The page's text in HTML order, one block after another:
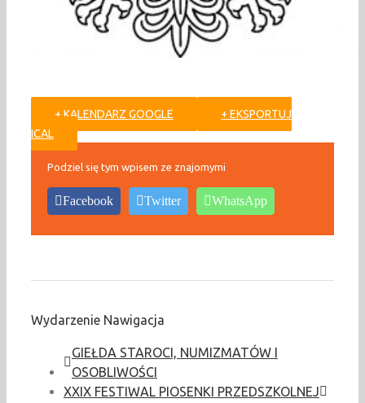
+ KALENDARZ GOOGLE
+ EKSPORTUJ
ICAL
Podziel się tym wpisem ze znajomymi
Facebook Twitter WhatsApp
Wydarzenie Nawigacja
GIEŁDA STAROCI, NUMIZMATÓW I
OSOBLIWOŚCI
XXIX FESTIWAL PIOSENKI PRZEDSZKOLNEJ